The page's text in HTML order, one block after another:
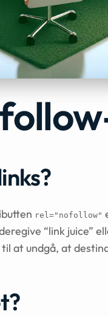
rel="nofollow"
“link juice”
at undgå, at